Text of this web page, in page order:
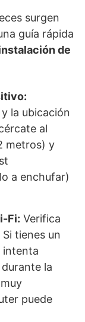
surgen
guía rápida
de
la ubicación
al
metros) y
a enchufar)
Fi: Verifica
tienes un
intenta
la
puede